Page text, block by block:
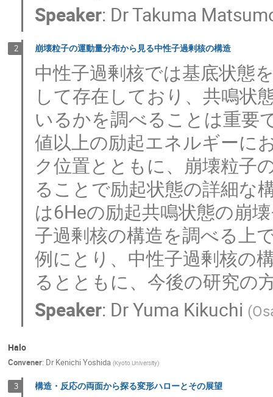
Speaker: DrTakuma
2 崩壊粒子の運動量分布から見る中性子過剰核の構造
中性子過剰核では基底状態
して存在しており、共鳴状
いるかを調べることは重要
値以上の励起エネルギーに
ク位置とともに、崩壊粒子
ることで励起状態の詳細な
は6Heの励起共鳴状態の崩
子過剰核の構造を調べる上
例にとり、中性子過剰核の
るとともに、今後の研究の
Speaker: DrYuma Kikuchi (
Halo
Convener: Dr Kenichi Yoshida (Kyoto University)
3 構造・反応の両面から探る変形ハローとその展望